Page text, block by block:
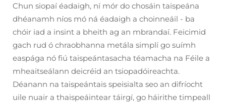
Chun siopaí éadaigh, ní mór do chosáin taispeána
dhéanamh níos mó ná éadaigh a choinneáil - ba
chóir iad a insint a bheith ag an mbrandaí. Feicimid
gach rud ó chraobhanna metála simplí go suímh
easpága nó fiú taispeántasacha téamacha na Féile a
mheaitseálann deicréid an tsiopadóireachta.
Déanann na taispeántais speisialta seo an difríocht
uile nuair a thaispeáintear táirgí, go háirithe timpeall